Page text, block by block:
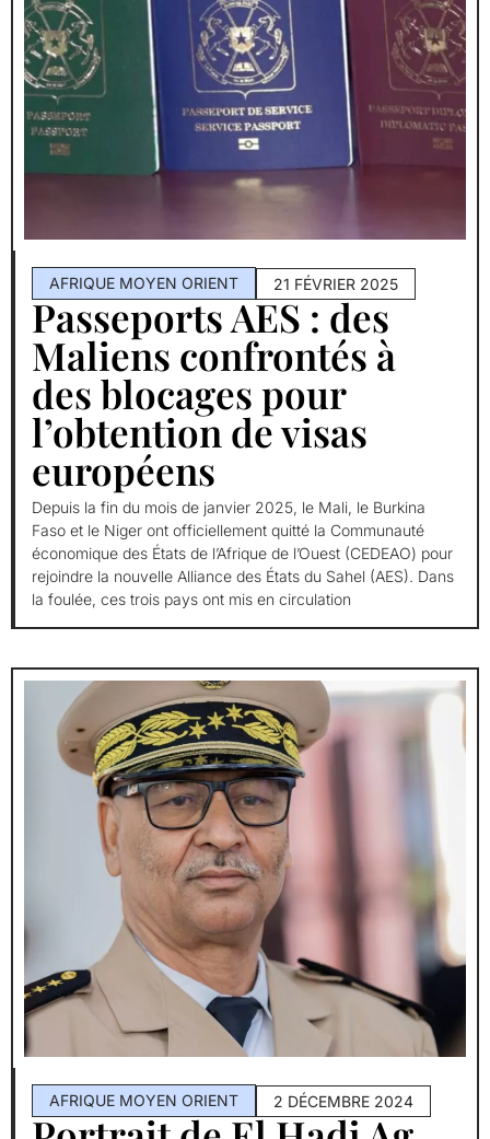
AFRIQUE MOYEN ORIENT 21 FÉVRIER 2025
Passeports AES : des
Maliens confrontés à
des blocages pour
l’obtention de visas
européens
Depuis la fin du mois de janvier 2025, le Mali, le Burkina
Faso et le Niger ont officiellement quitté la Communauté
économique des États de l’Afrique de l’Ouest (CEDEAO) pour
rejoindre la nouvelle Alliance des États du Sahel (AES). Dans
la foulée, ces trois pays ont mis en circulation
AFRIQUE MOYEN ORIENT 2 DÉCEMBRE 2024